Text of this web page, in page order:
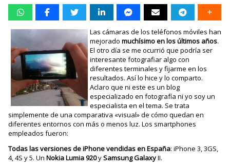
Las cámaras de los teléfonos móviles han
mejorado muchísimo en los últimos años.
El otro día se me ocurrió que podría ser
interesante fotografiar algo con
diferentes terminales y fijarme en los
resultados. Así lo hice y lo comparto.
Aclaro que ni este es un blog
especializado en fotografía ni yo soy un
especialista en el tema. Se trata
simplemente de una comparativa «visual» de cómo quedan en
diferentes entornos con más o menos luz. Los smartphones
empleados fueron:
Todas las versiones de iPhone vendidas en España: iPhone 3, 3GS,
4, 4S y 5. UnNokia Lumia 920ySamsung GalaxyII.